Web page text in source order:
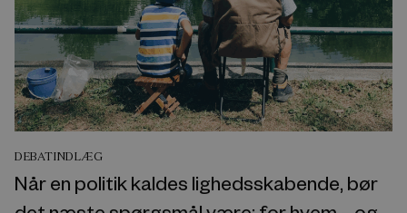
DEBATINDLÆG
Når en politik kaldes lighedsskabende, bør